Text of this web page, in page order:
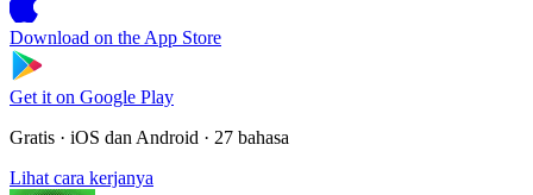
Download on the App Store
Get it on Google Play
Gratis · iOS dan Android · 27 bahasa
Lihat cara kerjanya